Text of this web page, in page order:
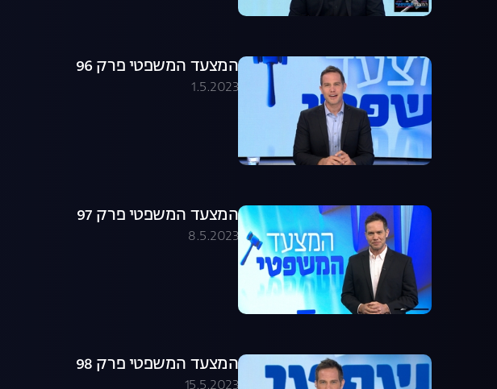
המצעד המשפטי פרק 96
1.5.2023
המצעד המשפטי פרק 97
8.5.2023
המצעד המשפטי פרק 98
15.5.2023